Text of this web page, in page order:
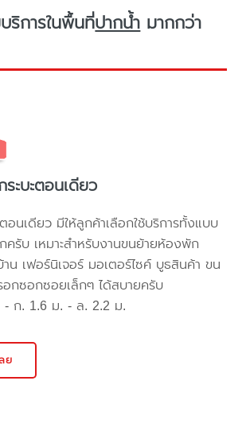
ริการในพื้นที่ปากน้ำ มากกว่า
ะบะตอนเดียว
อนเดียว มีให้ลูกค้าเลือกใช้บริการทั้งแบบ
รับ เหมาะสำหรับงานขนย้ายห้องพัก
น เฟอร์นิเจอร์ มอเตอร์ไซค์ บูธสินค้า ขน
อกซอกซอยเล็กๆ ได้สบายครับ
- ก. 1.6 ม. - ล. 2.2 ม.
ย